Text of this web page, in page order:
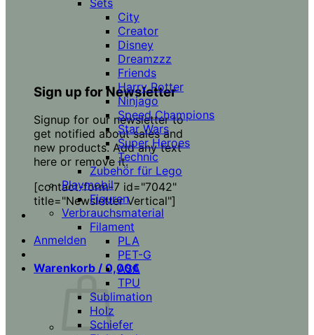
Sign up for Newsletter
Signup for our newsletter to
get notified about sales and
new products. Add any text
here or remove it.
[contact-form-7 id="7042"
title="Newsletter Vertical"]
Anmelden
Warenkorb / 0,00€
Sets
City
Creator
Disney
Dreamzzz
Friends
Harry Potter
Ninjago
Speed Champions
Star Wars
Super Heroes
Technic
Zubehör für Lego
Playmobil
Figuren
Verbrauchsmaterial
Filament
PLA
PET-G
ASA
TPU
Sublimation
Holz
Schiefer